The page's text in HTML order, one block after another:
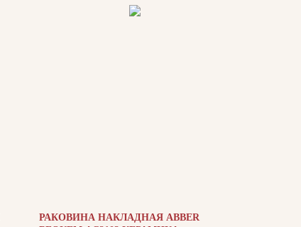
РАКОВИНА НАКЛАДНАЯ ABBER